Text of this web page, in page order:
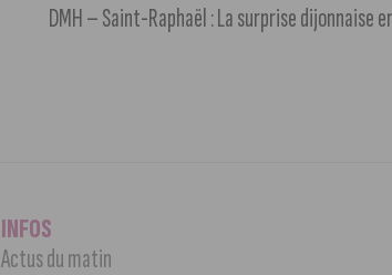
DMH – Saint-Raphaël : La surprise dijonnaise
INFOS
Actus du matin